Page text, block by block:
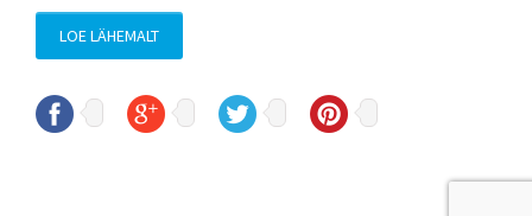
LOE LÄHEMALT